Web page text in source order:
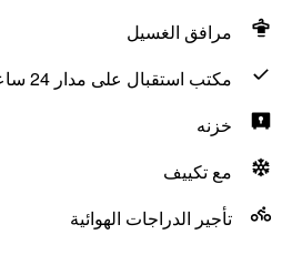
مرافق الغسيل
مكتب استقبال على مدار 24 ساعة
خزنه
مع تكييف
تأجير الدراجات الهوائية